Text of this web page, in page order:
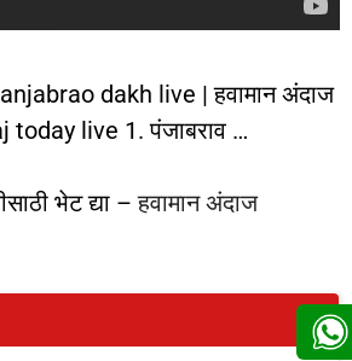
dakh live | हवामान अंदाज
live 1. पंजाबराव …
भेट द्या –हवामान अंदाज